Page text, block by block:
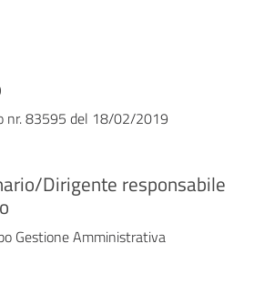
nr. 83595 del 18/02/2019
Dirigente responsabile
Gestione Amministrativa